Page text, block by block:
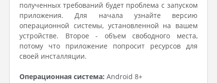
полученных требований будет проблема с запуском
приложения. Для начала узнайте версию
операционной системы, установленной на вашем
устройстве. Второе - объем свободного места,
потому что приложение попросит ресурсов для
своей инсталляции.
Операционная система: Android 8+